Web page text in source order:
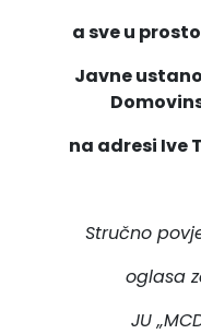
a sve u
Javne
na adresi Ive
Stručno
oglasa za
JU „MCDR